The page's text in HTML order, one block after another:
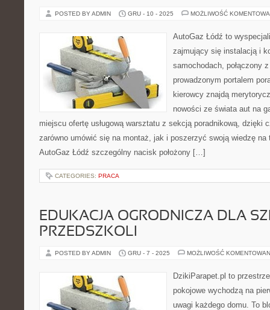
POSTED BY ADMIN GRU - 10 - 2025 MOŻLIWOŚĆ
AutoGaz Łódź to
zajmujący się instalacją i
samochodach, połączony
prowadzonym portalem
kierowcy znajdą
nowości ze świata aut na
miejscu ofertę usługową warsztatu z sekcją poradnikową, dzięki
zarówno umówić się na montaż, jak i poszerzyć swoją wiedzę na
AutoGaz Łódź szczególny nacisk położony […]
CATEGORIES: PRACA
EDUKACJA OGRODNICZA DLA
PRZEDSZKOLI
POSTED BY ADMIN GRU - 7 - 2025 MOŻLIWOŚĆ
DzikiParapet.pl to
pokojowe wychodzą na
uwagi każdego domu. To